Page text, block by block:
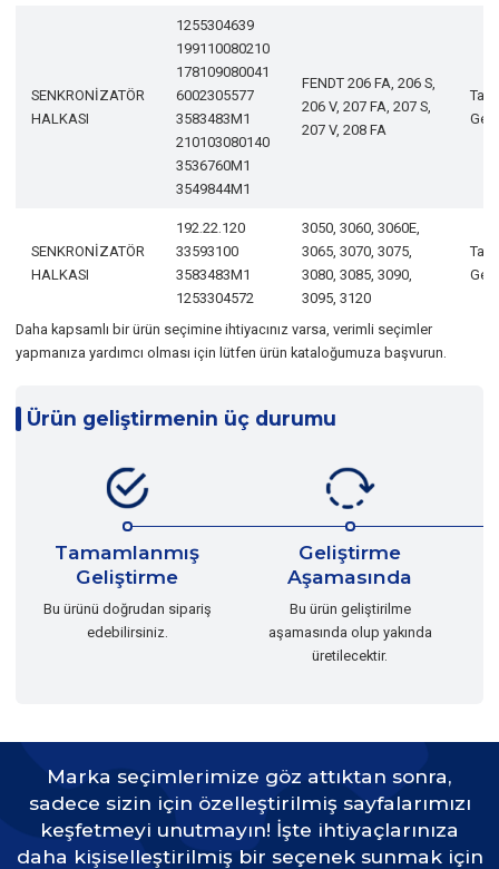
SENKRONİZATÖR
HALKASI
1255304639
199110080210
178109080041
6002305577
3583483M1
210103080140
3536760M1
3549844M1
FENDT 206 FA, 206 S,
206 V, 207 FA, 207 S,
207 V, 208 FA
SENKRONİZATÖR
HALKASI
192.22.120
33593100
3583483M1
1253304572
3050, 3060, 3060E,
3065, 3070, 3075,
3080, 3085, 3090,
3095, 3120
Daha kapsamlı bir ürün seçimine ihtiyacınız varsa, verimli seçimler
yapmanıza yardımcı olması için lütfen ürün kataloğumuza başvurun.
Ürün geliştirmenin üç durumu
Tamamlanmış
Geliştirme
Bu ürünü doğrudan sipariş
edebilirsiniz.
Geliştirme
Aşamasında
Bu ürün geliştirilme
aşamasında olup yakında
üretilecektir.
Marka seçimlerimize göz attıktan sonra,
sadece sizin için özelleştirilmiş sayfalarımızı
keşfetmeyi unutmayın! İşte ihtiyaçlarınıza
daha kişiselleştirilmiş bir seçenek sunmak için